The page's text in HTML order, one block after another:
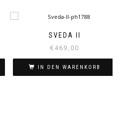
SVEDA II
€469,00
IN DEN WARENKORB